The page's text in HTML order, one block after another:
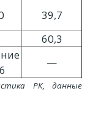
39,7
60,3
—
РК, данные